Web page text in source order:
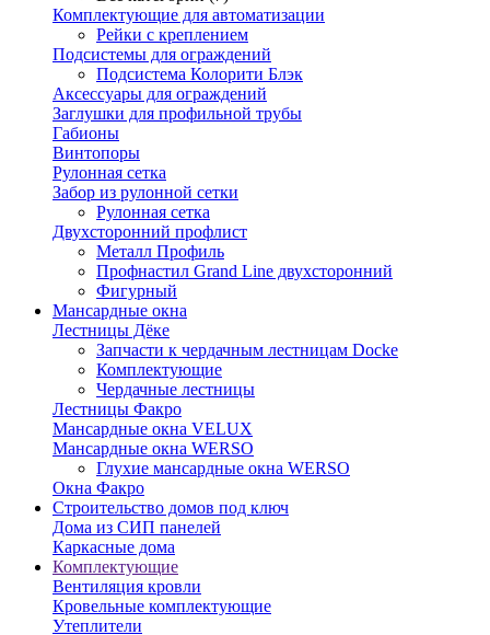
Комплектующие для автоматизации
Рейки с креплением
Подсистемы для ограждений
Подсистема Колорити Блэк
Аксессуары для ограждений
Заглушки для профильной трубы
Габионы
Винтопоры
Рулонная сетка
Забор из рулонной сетки
Рулонная сетка
Двухсторонний профлист
Металл Профиль
Профнастил Grand Line двухсторонний
Фигурный
Мансардные окна
Лестницы Дёке
Запчасти к чердачным лестницам Docke
Комплектующие
Чердачные лестницы
Лестницы Факро
Мансардные окна VELUX
Мансардные окна WERSO
Глухие мансардные окна WERSO
Окна Факро
Строительство домов под ключ
Дома из СИП панелей
Каркасные дома
Комплектующие
Вентиляция кровли
Кровельные комплектующие
Утеплители